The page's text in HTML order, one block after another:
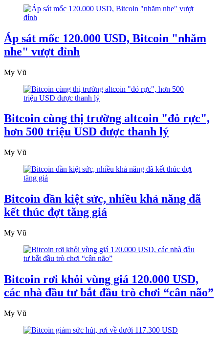
Áp sát mốc 120.000 USD, Bitcoin "nhăm
nhe" vượt đỉnh
My Vũ
Bitcoin cùng thị trường altcoin "đỏ rực",
hơn 500 triệu USD được thanh lý
My Vũ
Bitcoin dần kiệt sức, nhiều khả năng đã
kết thúc đợt tăng giá
My Vũ
Bitcoin rơi khỏi vùng giá 120.000 USD,
các nhà đầu tư bắt đầu trò chơi “cân não”
My Vũ